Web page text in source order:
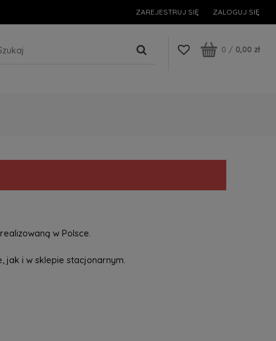
ZAREJESTRUJ SIĘ ZALOGUJ SIĘ
0 / 0,00 zł
w Polsce.
jak i w sklepie stacjonarnym.